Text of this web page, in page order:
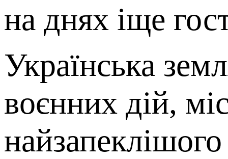
на днях іще
Українська
воєнних дій,